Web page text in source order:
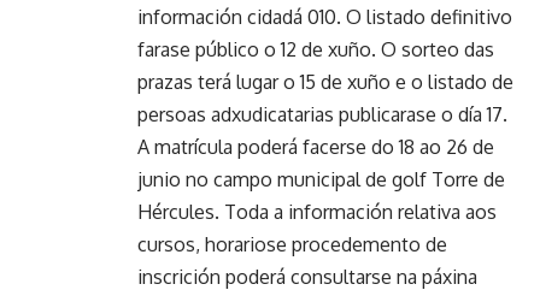
información cidadá 010. O listado definitivo
farase público o 12 de xuño. O sorteo das
prazas terá lugar o 15 de xuño e o listado de
persoas adxudicatarias publicarase o día 17.
A matrícula poderá facerse do 18 ao 26 de
junio no campo municipal de golf Torre de
Hércules. Toda a información relativa aos
cursos, horariose procedemento de
inscrición poderá consultarse na páxina